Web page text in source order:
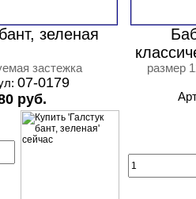
зеленая
застежка
07-0179
руб.
размер